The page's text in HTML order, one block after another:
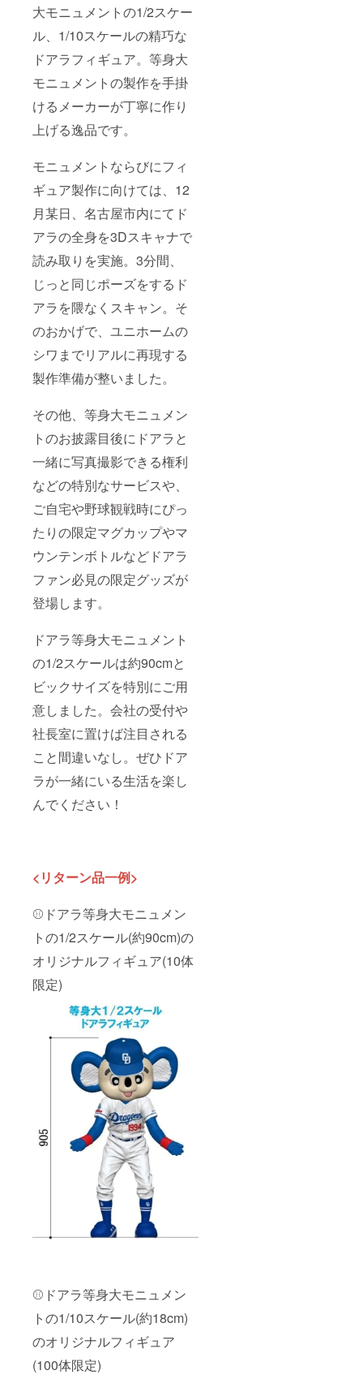
大モニュメントの1/2スケー
ル、1/10スケールの精巧な
ドアラフィギュア。等身大
モニュメントの製作を手掛
けるメーカーが丁寧に作り
上げる逸品です。
モニュメントならびにフィ
ギュア製作に向けては、12
月某日、名古屋市内にてド
アラの全身を3Dスキャナで
読み取りを実施。3分間、
じっと同じポーズをするド
アラを隈なくスキャン。そ
のおかげで、ユニホームの
シワまでリアルに再現する
製作準備が整いました。
その他、等身大モニュメン
トのお披露目後にドアラと
一緒に写真撮影できる権利
などの特別なサービスや、
ご自宅や野球観戦時にぴっ
たりの限定マグカップやマ
ウンテンボトルなどドアラ
ファン必見の限定グッズが
登場します。
ドアラ等身大モニュメント
の1/2スケールは約90cmと
ビックサイズを特別にご用
意しました。会社の受付や
社長室に置けば注目される
こと間違いなし。ぜひドア
ラが一緒にいる生活を楽し
んでください！
<リターン品一例>
⚾ドアラ等身大モニュメン
トの1/2スケール(約90cm)の
オリジナルフィギュア(10体
限定)
⚾ドアラ等身大モニュメン
トの1/10スケール(約18cm)
のオリジナルフィギュア
(100体限定)